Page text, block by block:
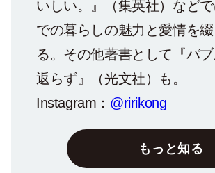
いしい。』（集英社）など
での暮らしの魅力と愛情を
る。その他著書として『バ
返らず』（光文社）も。
Instagram： @ririkong
もっと知る